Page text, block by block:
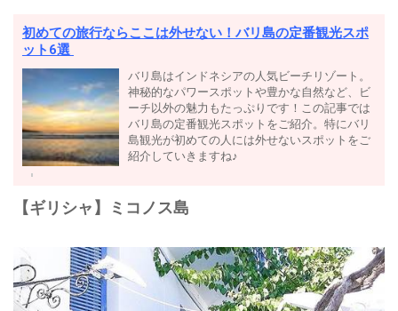
初めての旅行ならここは外せない！バリ島の定番観光スポ
ット6選
バリ島はインドネシアの人気ビーチリゾート。
神秘的なパワースポットや豊かな自然など、ビ
ーチ以外の魅力もたっぷりです！この記事では
バリ島の定番観光スポットをご紹介。特にバリ
島観光が初めての人には外せないスポットをご
紹介していきますね♪
【ギリシャ】ミコノス島